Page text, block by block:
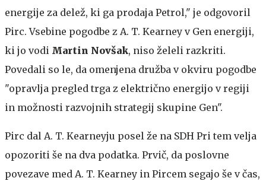
energije za delež, ki ga prodaja Petrol," je odgovoril
Pirc. Vsebine pogodbe z A. T. Kearney v Gen energiji,
ki jo vodi Martin Novšak, niso želeli razkriti.
Povedali so le, da omenjena družba v okviru pogodbe
"opravlja pregled trga z električno energijo v regiji
in možnosti razvojnih strategij skupine Gen".
Pirc dal A. T. Kearneyju posel že na SDH Pri tem velja
opozoriti še na dva podatka. Prvič, da poslovne
povezave med A. T. Kearney in Pircem segajo še v čas,